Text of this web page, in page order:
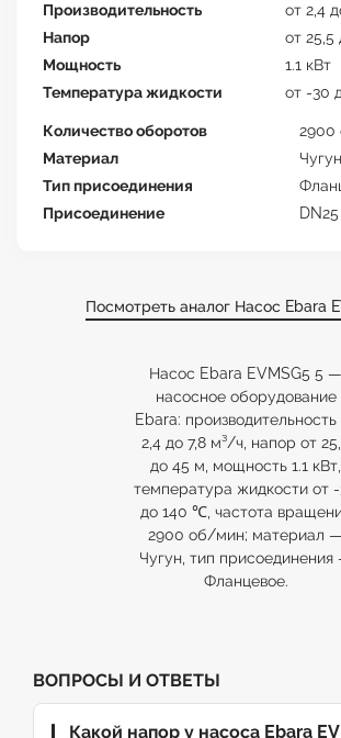
Производительность
от 2,4
Напор
от 25,5
Мощность
1.1 кВт
Температура жидкости
от -30
Количество оборотов
Материал
Чугун
Тип присоединения
Присоединение
Посмотреть аналог Насос Ebara
Насос Ebara EVMSG5 5 —
насосное оборудование
Ebara: производительность
2,4 до 7,8 м³/ч, напор от
до 45 м, мощность 1.1 кВт,
температура жидкости от
до 140 ℃, частота
2900 об/мин; материал —
Чугун, тип присоединения
Фланцевое.
ВОПРОСЫ И ОТВЕТЫ
Какой напор у насоса Ebara